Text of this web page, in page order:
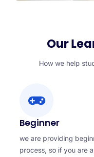
Our
How we help
Beginner
we are providing
process, so if you are